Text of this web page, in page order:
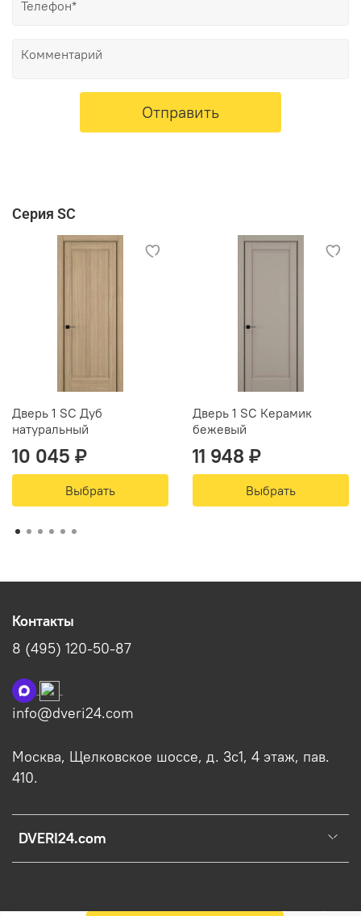
Отправить
Серия SC
Дверь 1 SC Дуб
натуральный
10 045 ₽
Выбрать
Дверь 1 SC Керамик
бежевый
11 948 ₽
Выбрать
DVERI24.com
Контакты
8 (495) 120-50-87
info@dveri24.com
Москва, Щелковское шоссе, д. 3с1, 4 этаж, пав.
410.